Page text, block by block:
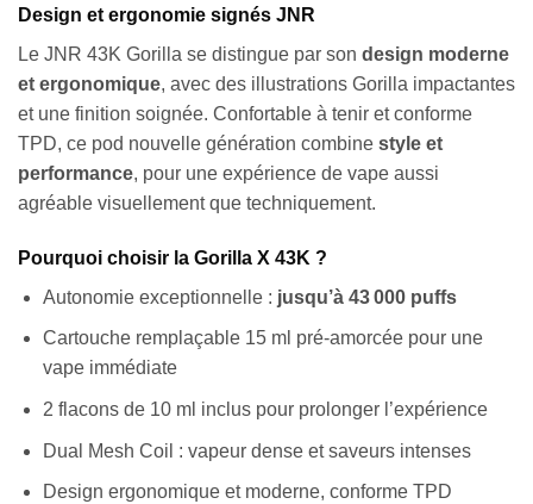
Design et ergonomie signés JNR
Le JNR 43K Gorilla se distingue par son design moderne
et ergonomique, avec des illustrations Gorilla impactantes
et une finition soignée. Confortable à tenir et conforme
TPD, ce pod nouvelle génération combine style et
performance, pour une expérience de vape aussi
agréable visuellement que techniquement.
Pourquoi choisir la Gorilla X 43K ?
Autonomie exceptionnelle : jusqu’à 43 000 puffs
Cartouche remplaçable 15 ml pré-amorcée pour une
vape immédiate
2 flacons de 10 ml inclus pour prolonger l’expérience
Dual Mesh Coil : vapeur dense et saveurs intenses
Design ergonomique et moderne, conforme TPD